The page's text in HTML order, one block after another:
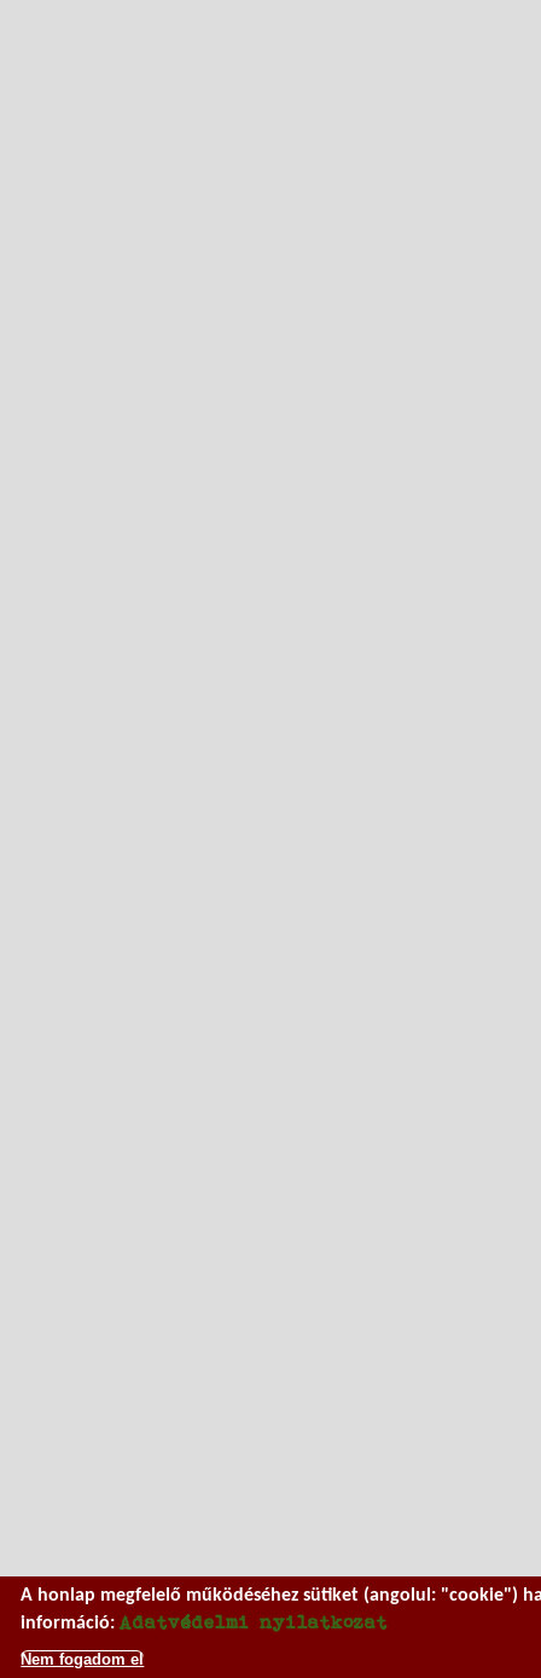
A honlap megfelelő működéséhez sütiket (angolul: "cookie")
információ:Adatvédelmi nyilatkozat
Nem fogadom el